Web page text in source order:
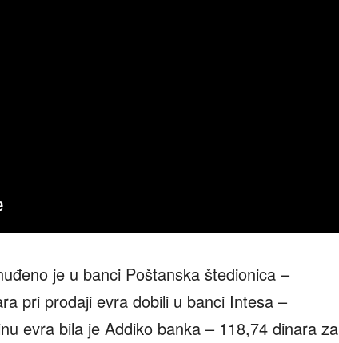
je u banci Poštanska štedionica –
pri prodaji evra dobili u banci Intesa –
evra bila je Addiko banka – 118,74 dinara za